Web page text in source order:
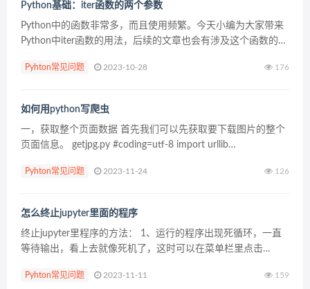
Python基础：iter函数的两个参数
Python中的函数非常多，而且使用频繁。今天小编为大家带来
Python中iter函数的用法，后续的文章也会有涉及这个函数的运
Pyhton常见问题 2023-10-28 176
如何用python写爬虫
一，获取整个页面数据 首先我们可以先获取要下载图片的整个
页面信息。 getjpg.py #coding=utf-8 import urllib
Pyhton常见问题 2023-11-24 126
怎么终止jupyter里面的程序
终止jupyter里程序的方法： 1、运行的程序出现死循环，一直
等待输出，看上去就像死机了，这时可以在菜单栏里点击
jupyter notebook...
Pyhton常见问题 2023-11-11 159